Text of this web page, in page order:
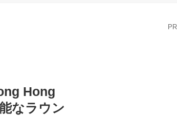
Hong
なラウン
PR